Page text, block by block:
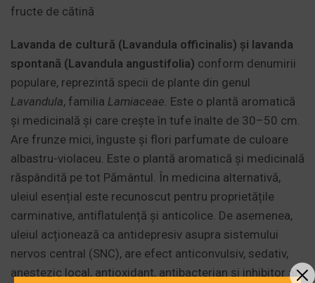
fructe de cătină
Lavanda de cultură (Lavandula officinalis) și lavanda
spontană (Lavandula angustifolia) conform denumirii
populare, reprezintă specii de plante din genul
Lavandula, familia Lamiaceae. Este o plantă aromatică
și medicinală și care crește în tufe înalte de 30–50 cm.
Are frunze mici, înguste și flori parfumate de culoare
albastru-violaceu. Este o plantă aromatică și medicinală
răspândită pe tot Pământul. În medicina alternativă,
uleiul esențial este recunoscut pentru proprietățile
carminative, antiflatulență și anticolice. De asemenea,
uleiul acționează ca antidepresiv asupra sistemului
nervos central (SNC), are efect anticonvulsiv, sedativ,
anestezic local, antioxidant, antibacterian și inhibitor al